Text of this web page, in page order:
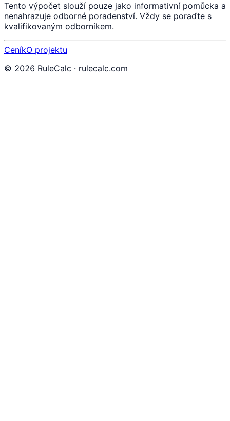
Tento výpočet slouží pouze jako informativní pomůcka a
nenahrazuje odborné poradenství. Vždy se poraďte s
kvalifikovaným odborníkem.
CeníkO projektu
© 2026 RuleCalc · rulecalc.com